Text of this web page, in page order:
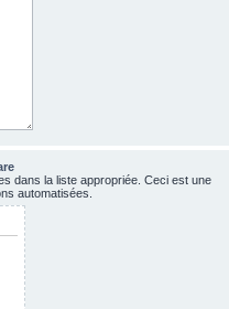
dans la liste appropriée. Ceci est une
automatisées.